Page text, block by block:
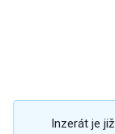
Inzerát je